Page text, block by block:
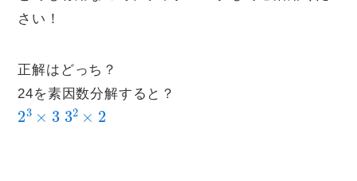
さい！
正解はどっち？
24を素因数分解すると？
23 3 32 2